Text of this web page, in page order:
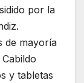
por la
de mayoría
y tabletas